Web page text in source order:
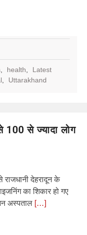
health
Latest
Uttarakhand
से ज्यादा लोग
देहरादून के
का शिकार हो गए
अस्पताल […]